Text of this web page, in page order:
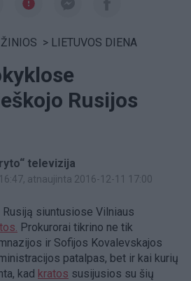
ŽINIOS > LIETUVOS DIENA
Rusijos
televizija
, atnaujinta 2016-12-11 17:00
siuntusiose Vilniaus
Prokurorai tikrino ne tik
ir Sofijos Kovalevskajos
patalpas, bet ir kai kurių
kad kratos susijusios su šių